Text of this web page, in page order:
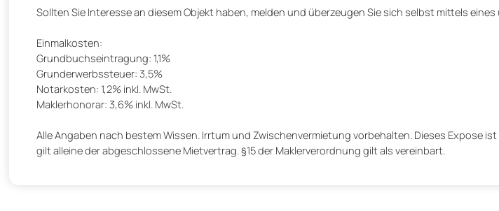
Sollten Sie Interesse an diesem Objekt haben, melden und überzeugen Sie sich selbst mittels
Einmalkosten:
Grundbuchseintragung: 1,1%
Grunderwerbssteuer: 3,5%
Notarkosten: 1,2% inkl. MwSt.
Maklerhonorar: 3,6% inkl. MwSt.
Alle Angaben nach bestem Wissen. Irrtum und Zwischenvermietung vorbehalten. Dieses Expose
gilt alleine der abgeschlossene Mietvertrag. §15 der Maklerverordnung gilt als vereinbart.